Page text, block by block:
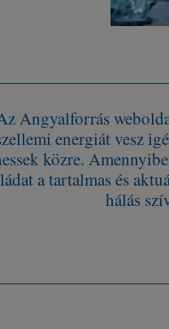
Angyalforrás
energiát vesz
közre.
a tartalmas és
hálás